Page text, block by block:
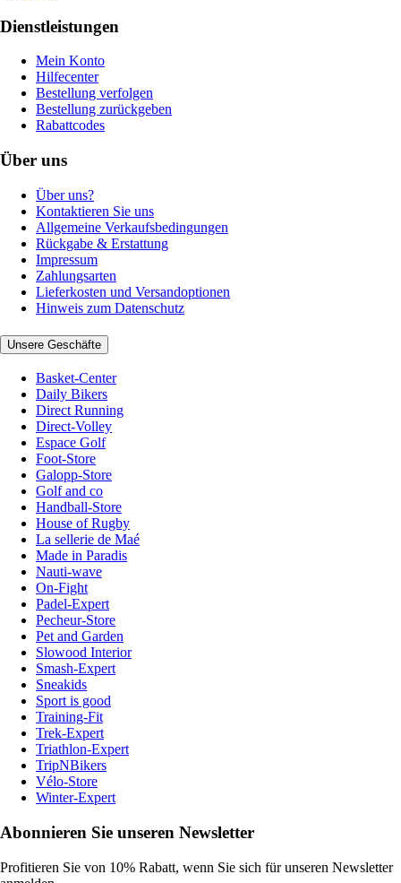
Dienstleistungen
Mein Konto
Hilfecenter
Bestellung verfolgen
Bestellung zurückgeben
Rabattcodes
Über uns
Über uns?
Kontaktieren Sie uns
Allgemeine Verkaufsbedingungen
Rückgabe & Erstattung
Impressum
Zahlungsarten
Lieferkosten und Versandoptionen
Hinweis zum Datenschutz
Unsere Geschäfte
Basket-Center
Daily Bikers
Direct Running
Direct-Volley
Espace Golf
Foot-Store
Galopp-Store
Golf and co
Handball-Store
House of Rugby
La sellerie de Maé
Made in Paradis
Nauti-wave
On-Fight
Padel-Expert
Pecheur-Store
Pet and Garden
Slowood Interior
Smash-Expert
Sneakids
Sport is good
Training-Fit
Trek-Expert
Triathlon-Expert
TripNBikers
Vélo-Store
Winter-Expert
Abonnieren Sie unseren Newsletter
Profitieren Sie von 10% Rabatt, wenn Sie sich für unseren Newsletter